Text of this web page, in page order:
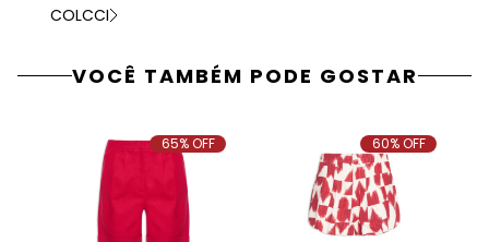
COLCCI
VOCÊ TAMBÉM PODE GOSTAR
65% OFF 60% OFF